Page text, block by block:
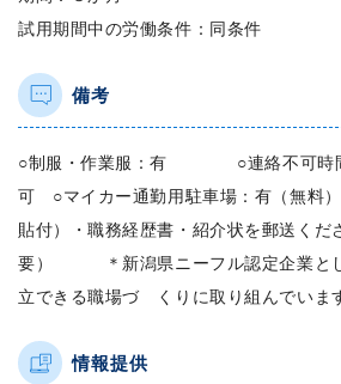
試用期間中の労働条件：同条件
備考
○制服・作業服：有 ○連絡不可時間
可 ○マイカー通勤用駐車場：有（無
貼付）・職務経歴書・紹介状を郵送く
要） ＊新潟県ニーフル認定企業とし
立できる職場づ くりに取り組んでいま
情報提供